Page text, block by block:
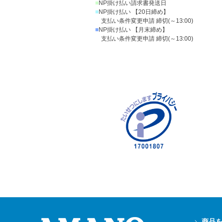
■NP掛け払い請求書発送日
■NP掛け払い 【20日締め】
支払い条件変更申請 締切(～13:00)
■NP掛け払い 【月末締め】
支払い条件変更申請 締切(～13:00)